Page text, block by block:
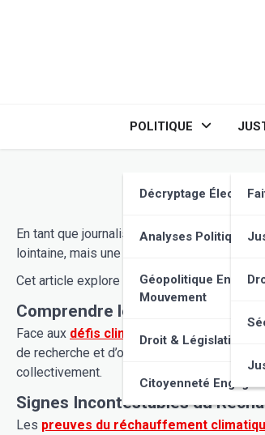
POLITIQUE
Décryptage Élections
Analyses Politiques
Géopolitique En
Mouvement
Droit & Législation
Citoyenneté Engagée
En tant que journaliste indépendant, vous
lointaine, mais une réalité tangible qui
Cet article explore les défis urgents posés
Comprendre le Défi Actuel
Face aux défis climatiques actuels , il est
de recherche et d’observations. Il est
collectivement.
Signes Incontestables du
Les preuves du réchauffement